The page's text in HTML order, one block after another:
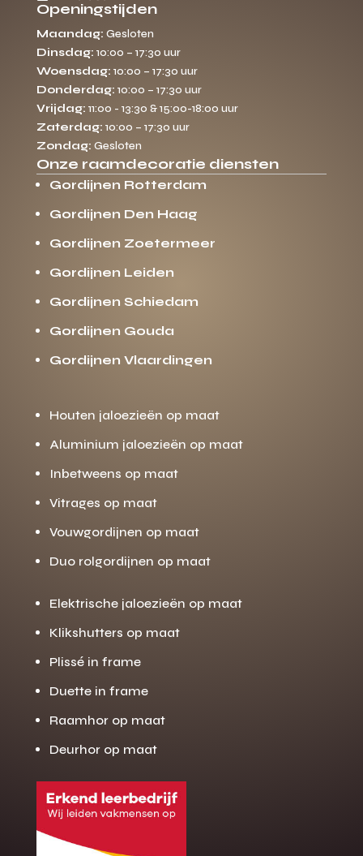
Gratis offerte
Openingstijden
Maandag: Gesloten
Dinsdag: 10:00 – 17:30 uur
Woensdag: 10:00 – 17:30 uur
Donderdag: 10:00 – 17:30 uur
Vrijdag: 11:00 - 13:30 & 15:00-18:00 uur
Zaterdag: 10:00 – 17:30 uur
Zondag: Gesloten
Onze raamdecoratie diensten
Gordijnen Rotterdam
Gordijnen Den Haag
Gordijnen Zoetermeer
Gordijnen Leiden
Gordijnen Schiedam
Gordijnen Gouda
Gordijnen Vlaardingen
Houten jaloezieën op maat
Aluminium jaloezieën op maat
Inbetweens op maat
Vitrages op maat
Vouwgordijnen op maat
Duo rolgordijnen op maat
Elektrische jaloezieën op maat
Klikshutters op maat
Plissé in frame
Duette in frame
Raamhor op maat
Deurhor op maat